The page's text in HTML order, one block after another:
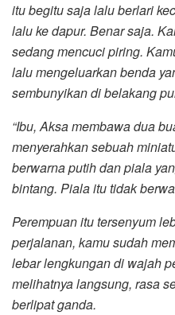
itu begitu saja lalu berlari
lalu ke dapur. Benar saja.
sedang mencuci piring.
lalu mengeluarkan benda
sembunyikan di belakang
“Ibu, Aksa membawa dua
menyerahkan sebuah
berwarna putih dan piala
bintang. Piala itu tidak
Perempuan itu tersenyum
perjalanan, kamu sudah
lebar lengkungan di wajah
melihatnya langsung, rasa
berlipat ganda.